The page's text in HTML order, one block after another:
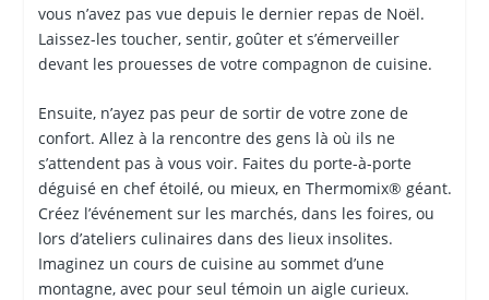
vous n’avez pas vue depuis le dernier repas de Noël.
Laissez-les toucher, sentir, goûter et s’émerveiller
devant les prouesses de votre compagnon de cuisine.
Ensuite, n’ayez pas peur de sortir de votre zone de
confort. Allez à la rencontre des gens là où ils ne
s’attendent pas à vous voir. Faites du porte-à-porte
déguisé en chef étoilé, ou mieux, en Thermomix® géant.
Créez l’événement sur les marchés, dans les foires, ou
lors d’ateliers culinaires dans des lieux insolites.
Imaginez un cours de cuisine au sommet d’une
montagne, avec pour seul témoin un aigle curieux.